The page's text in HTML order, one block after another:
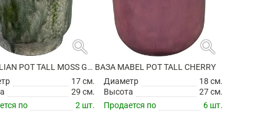
search
ВАЗА JULIAN POT TALL MOSS GREEN
17 см.
29 см.
по
2 шт.
search
ВАЗА MABEL POT TALL CHERRY
Диаметр
18 см.
Высота
27 см.
Продается по
6 шт.